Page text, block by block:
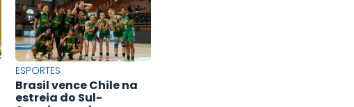
ESPORTES
Brasil vence Chile na
estreia do Sul-